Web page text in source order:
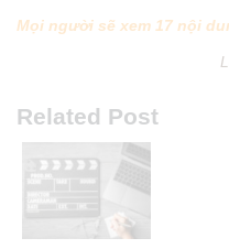
Mọi người sẽ xem 17 nội
Related Post